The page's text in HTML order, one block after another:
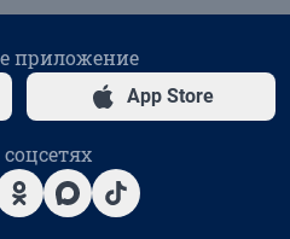
приложение
App Store